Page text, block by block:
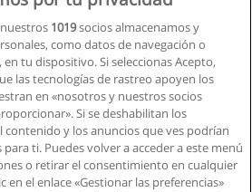
1019socios almacenamos y
como datos de navegación o
tu dispositivo. Si seleccionas Acepto,
las tecnologías de rastreo apoyen los
en «nosotros y nuestros socios
Si se deshabilitan los
contenido y los anuncios que ves podrían
ti. Puedes volver a acceder a este menú
o retirar el consentimiento en cualquier
en el enlace «Gestionar las preferencias»